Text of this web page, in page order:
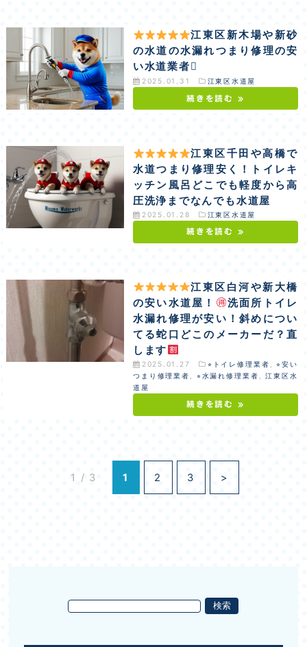
江東区新木場や新砂
の水道の水漏れつまり修理の安
い水道業者
2025.01.31 江東区水道屋
続きを読む »
江東区千田や高橋で
水道つまり修理安く！トイレキ
ッチン風呂どこでも軽度から高
圧洗浄までなんでも水道屋
2025.01.28 江東区水道屋
続きを読む »
江東区白河や新大橋
の安い水道屋！
洗面所トイレ
水漏れ修理が安い！斜めについ
てる蛇口どこのメーカーだ？直
します
2025.01.27 ⭐︎トイレ修理業者 ,⭐︎安い
つまり修理業者
⭐︎水漏れ修理業者 ,江東区水
道屋
続きを読む »
1 / 3 1 2 3 >